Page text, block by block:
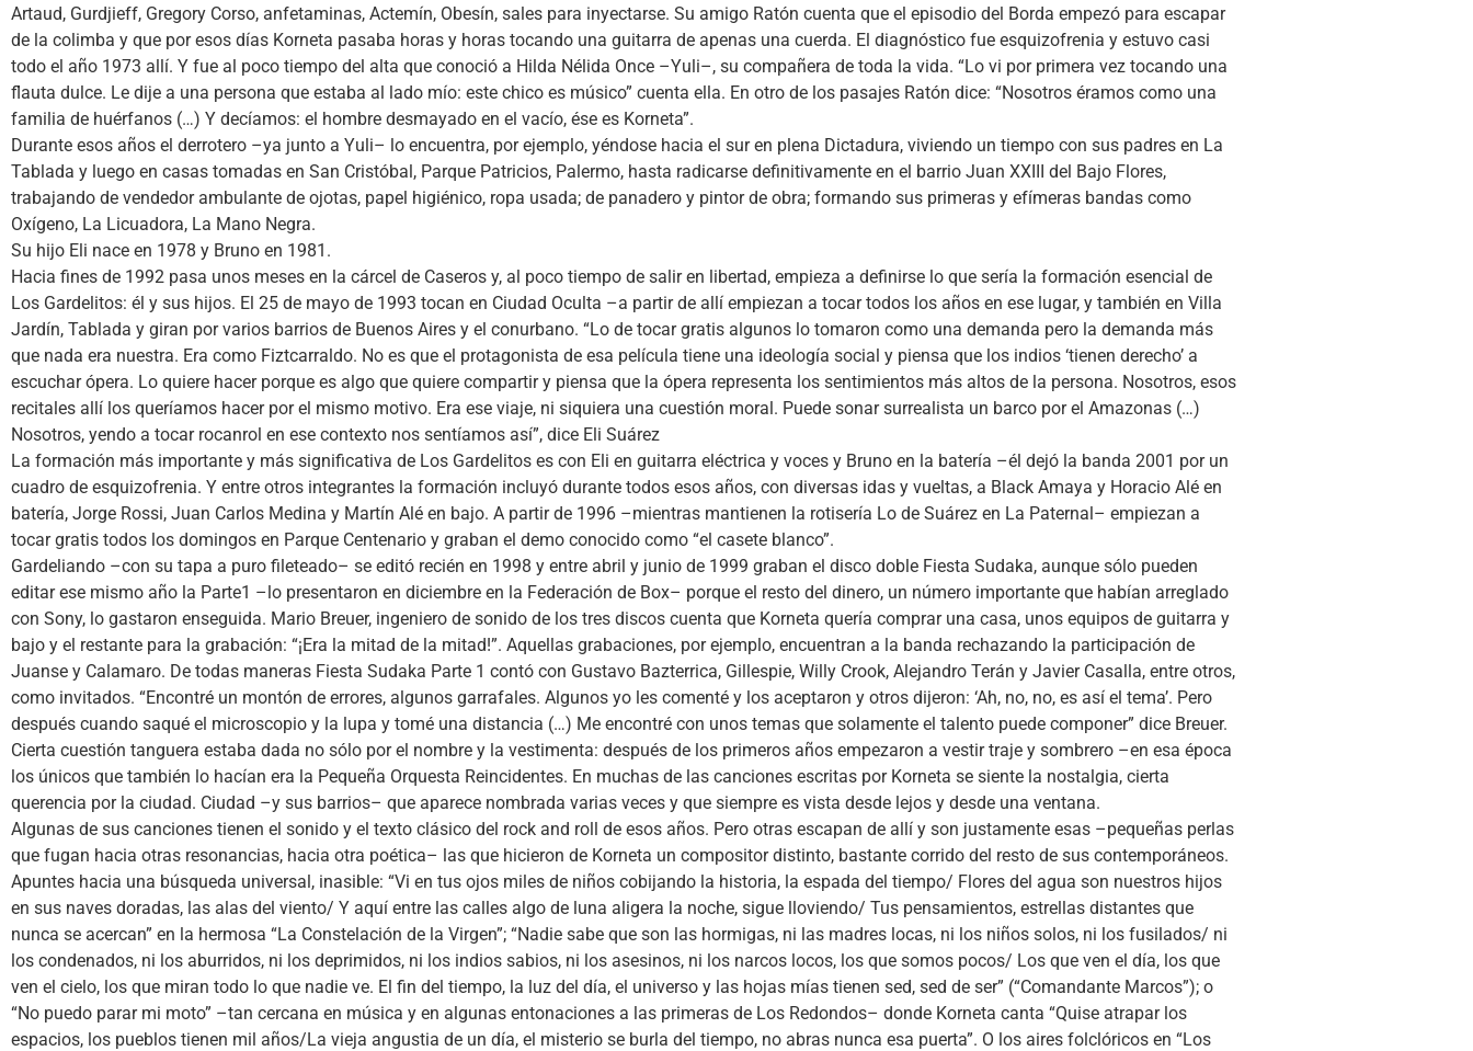
Artaud, Gurdjieff, Gregory Corso, anfetaminas, Actemín, Obesín, sales para inyectarse. Su amigo Ratón cuenta que el episodio del Borda empezó para escapar
de la colimba y que por esos días Korneta pasaba horas y horas tocando una guitarra de apenas una cuerda. El diagnóstico fue esquizofrenia y estuvo casi
todo el año 1973 allí. Y fue al poco tiempo del alta que conoció a Hilda Nélida Once –Yuli–, su compañera de toda la vida. “Lo vi por primera vez tocando una
flauta dulce. Le dije a una persona que estaba al lado mío: este chico es músico” cuenta ella. En otro de los pasajes Ratón dice: “Nosotros éramos como una
familia de huérfanos (…) Y decíamos: el hombre desmayado en el vacío, ése es Korneta”.
Durante esos años el derrotero –ya junto a Yuli– lo encuentra, por ejemplo, yéndose hacia el sur en plena Dictadura, viviendo un tiempo con sus padres en La
Tablada y luego en casas tomadas en San Cristóbal, Parque Patricios, Palermo, hasta radicarse definitivamente en el barrio Juan XXIII del Bajo Flores,
trabajando de vendedor ambulante de ojotas, papel higiénico, ropa usada; de panadero y pintor de obra; formando sus primeras y efímeras bandas como
Oxígeno, La Licuadora, La Mano Negra.
Su hijo Eli nace en 1978 y Bruno en 1981.
Hacia fines de 1992 pasa unos meses en la cárcel de Caseros y, al poco tiempo de salir en libertad, empieza a definirse lo que sería la formación esencial de
Los Gardelitos: él y sus hijos. El 25 de mayo de 1993 tocan en Ciudad Oculta –a partir de allí empiezan a tocar todos los años en ese lugar, y también en Villa
Jardín, Tablada y giran por varios barrios de Buenos Aires y el conurbano. “Lo de tocar gratis algunos lo tomaron como una demanda pero la demanda más
que nada era nuestra. Era como Fiztcarraldo. No es que el protagonista de esa película tiene una ideología social y piensa que los indios ‘tienen derecho’ a
escuchar ópera. Lo quiere hacer porque es algo que quiere compartir y piensa que la ópera representa los sentimientos más altos de la persona. Nosotros, esos
recitales allí los queríamos hacer por el mismo motivo. Era ese viaje, ni siquiera una cuestión moral. Puede sonar surrealista un barco por el Amazonas (…)
Nosotros, yendo a tocar rocanrol en ese contexto nos sentíamos así”, dice Eli Suárez
La formación más importante y más significativa de Los Gardelitos es con Eli en guitarra eléctrica y voces y Bruno en la batería –él dejó la banda 2001 por un
cuadro de esquizofrenia. Y entre otros integrantes la formación incluyó durante todos esos años, con diversas idas y vueltas, a Black Amaya y Horacio Alé en
batería, Jorge Rossi, Juan Carlos Medina y Martín Alé en bajo. A partir de 1996 –mientras mantienen la rotisería Lo de Suárez en La Paternal– empiezan a
tocar gratis todos los domingos en Parque Centenario y graban el demo conocido como “el casete blanco”.
Gardeliando –con su tapa a puro fileteado– se editó recién en 1998 y entre abril y junio de 1999 graban el disco doble Fiesta Sudaka, aunque sólo pueden
editar ese mismo año la Parte1 –lo presentaron en diciembre en la Federación de Box– porque el resto del dinero, un número importante que habían arreglado
con Sony, lo gastaron enseguida. Mario Breuer, ingeniero de sonido de los tres discos cuenta que Korneta quería comprar una casa, unos equipos de guitarra y
bajo y el restante para la grabación: “¡Era la mitad de la mitad!”. Aquellas grabaciones, por ejemplo, encuentran a la banda rechazando la participación de
Juanse y Calamaro. De todas maneras Fiesta Sudaka Parte 1 contó con Gustavo Bazterrica, Gillespie, Willy Crook, Alejandro Terán y Javier Casalla, entre otros,
como invitados. “Encontré un montón de errores, algunos garrafales. Algunos yo les comenté y los aceptaron y otros dijeron: ‘Ah, no, no, es así el tema’. Pero
después cuando saqué el microscopio y la lupa y tomé una distancia (…) Me encontré con unos temas que solamente el talento puede componer” dice Breuer.
Cierta cuestión tanguera estaba dada no sólo por el nombre y la vestimenta: después de los primeros años empezaron a vestir traje y sombrero –en esa época
los únicos que también lo hacían era la Pequeña Orquesta Reincidentes. En muchas de las canciones escritas por Korneta se siente la nostalgia, cierta
querencia por la ciudad. Ciudad –y sus barrios– que aparece nombrada varias veces y que siempre es vista desde lejos y desde una ventana.
Algunas de sus canciones tienen el sonido y el texto clásico del rock and roll de esos años. Pero otras escapan de allí y son justamente esas –pequeñas perlas
que fugan hacia otras resonancias, hacia otra poética– las que hicieron de Korneta un compositor distinto, bastante corrido del resto de sus contemporáneos.
Apuntes hacia una búsqueda universal, inasible: “Vi en tus ojos miles de niños cobijando la historia, la espada del tiempo/ Flores del agua son nuestros hijos
en sus naves doradas, las alas del viento/ Y aquí entre las calles algo de luna aligera la noche, sigue lloviendo/ Tus pensamientos, estrellas distantes que
nunca se acercan” en la hermosa “La Constelación de la Virgen”; “Nadie sabe que son las hormigas, ni las madres locas, ni los niños solos, ni los fusilados/ ni
los condenados, ni los aburridos, ni los deprimidos, ni los indios sabios, ni los asesinos, ni los narcos locos, los que somos pocos/ Los que ven el día, los que
ven el cielo, los que miran todo lo que nadie ve. El fin del tiempo, la luz del día, el universo y las hojas mías tienen sed, sed de ser” (“Comandante Marcos”); o
“No puedo parar mi moto” –tan cercana en música y en algunas entonaciones a las primeras de Los Redondos– donde Korneta canta “Quise atrapar los
espacios, los pueblos tienen mil años/La vieja angustia de un día, el misterio se burla del tiempo, no abras nunca esa puerta”. O los aires folclóricos en “Los